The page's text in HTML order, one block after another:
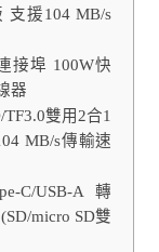
支援104 MB/s
接埠 100W快
器
TF3.0雙用2合1
MB/s傳輸速
C/USB-A 轉
micro SD雙